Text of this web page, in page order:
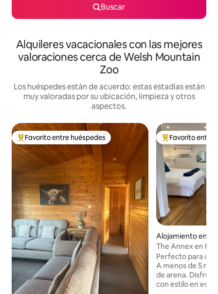
Buscar
Alquileres vacacionales con las mejores
valoraciones cerca de Welsh Mountain
Zoo
Los huéspedes están de acuerdo: estas estadías están
muy valoradas por su ubicación, limpieza y otros
aspectos.
Favorito entre huéspedes preferido
Favorito entre huéspedes Favorito entre
Favorito entre
Alojamiento en
a
The Annex en
Perfecto para
A menos de 5
de arena.
con estilo en este